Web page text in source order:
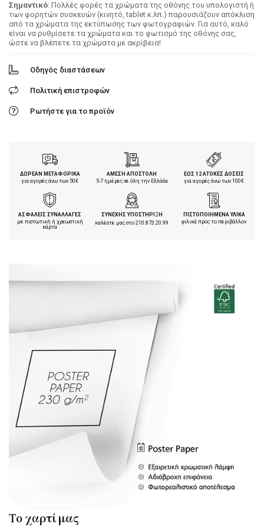
Σημαντικό: Πολλές φορές τα χρώματα της οθόνης του υπολογιστή ή
των φορητών συσκευών (κινητό, tablet κ.λπ.) παρουσιάζουν απόκλιση
από τα χρώματα της εκτύπωσης των φωτογραφιών. Για αυτό, καλό
είναι να ρυθμίσετε τα χρώματα και το φωτισμό της οθόνης σας,
ώστε να βλέπετε τα χρώματα με ακρίβεια!
Οδηγός διαστάσεων
Πολιτική επιστροφών
Ρωτήστε για το προϊόν
ΔΩΡΕΑΝ ΜΕΤΑΦΟΡΙΚΑ
για αγορές άνω των 50€
ΑΜΕΣΗ ΑΠΟΣΤΟΛΗ
5-7 ημέρες σε όλη την Ελλάδα
ΕΩΣ 12 ΑΤΟΚΕΣ ΔΟΣΕΙΣ
για αγορές άνω των 100€
ΑΣΦΑΛΕΙΣ ΣΥΝΑΛΛΑΓΕΣ
με πιστωτική ή χρεωστική
κάρτα
ΣΥΝΕΧΗΣ ΥΠΟΣΤΗΡΙΞΗ
καλέστε μας στο210.873.20.99
ΠΙΣΤΟΠΟΙΗΜΕΝΑ ΥΛΙΚΑ
φιλικά προς το περιβάλλον
Το χαρτί μας